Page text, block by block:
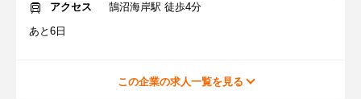
アクセス
鵠沼海岸駅 徒歩4分
あと6日
この企業の求人一覧を見る